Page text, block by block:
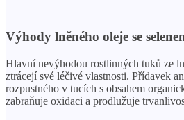
Výhody lněného oleje se
Hlavní nevýhodou rostlinných tuků ze
ztrácejí své léčivé vlastnosti. Přídavek
rozpustného v tucích s obsahem
zabraňuje oxidaci a prodlužuje